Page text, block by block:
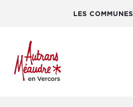
LES COMMUNES